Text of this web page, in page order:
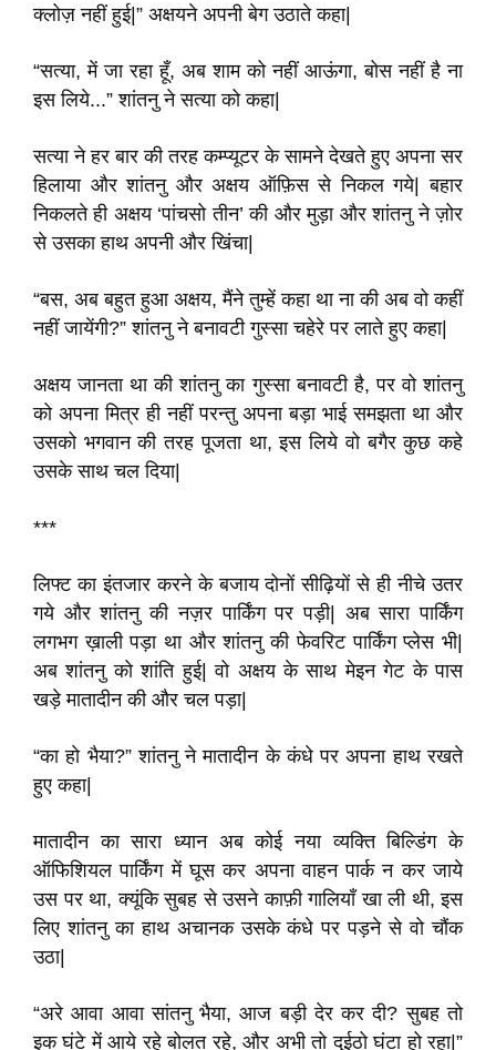
क्लोज़ नहीं हुई|” अक्षयने अपनी बेग उठाते कहा|
“सत्या, में जा रहा हूँ, अब शाम को नहीं आऊंगा, बोस नहीं है ना
इस लिये...” शांतनु ने सत्या को कहा|
सत्या ने हर बार की तरह कम्प्यूटर के सामने देखते हुए अपना सर
हिलाया और शांतनु और अक्षय ऑफ़िस से निकल गये| बहार
निकलते ही अक्षय ‘पांचसो तीन’ की और मुड़ा और शांतनु ने ज़ोर
से उसका हाथ अपनी और खिंचा|
“बस, अब बहुत हुआ अक्षय, मैंने तुम्हें कहा था ना की अब वो कहीं
नहीं जायेंगी?” शांतनु ने बनावटी गुस्सा चहेरे पर लाते हुए कहा|
अक्षय जानता था की शांतनु का गुस्सा बनावटी है, पर वो शांतनु
को अपना मित्र ही नहीं परन्तु अपना बड़ा भाई समझता था और
उसको भगवान की तरह पूजता था, इस लिये वो बगैर कुछ कहे
उसके साथ चल दिया|
***
लिफ्ट का इंतजार करने के बजाय दोनों सीढ़ियों से ही नीचे उतर
गये और शांतनु की नज़र पार्किंग पर पड़ी| अब सारा पार्किंग
लगभग ख़ाली पड़ा था और शांतनु की फेवरिट पार्किंग प्लेस भी|
अब शांतनु को शांति हुई| वो अक्षय के साथ मेइन गेट के पास
खड़े मातादीन की और चल पड़ा|
“का हो भैया?” शांतनु ने मातादीन के कंधे पर अपना हाथ रखते
हुए कहा|
मातादीन का सारा ध्यान अब कोई नया व्यक्ति बिल्डिंग के
ऑफिशियल पार्किंग में घूस कर अपना वाहन पार्क न कर जाये
उस पर था, क्यूंकि सुबह से उसने काफ़ी गालियाँ खा ली थी, इस
लिए शांतनु का हाथ अचानक उसके कंधे पर पड़ने से वो चौंक
उठा|
“अरे आवा आवा सांतनु भैया, आज बड़ी देर कर दी? सुबह तो
इक घंटे में आये रहे बोलत रहे, और अभी तो दुईठो घंटा हो रहा|”